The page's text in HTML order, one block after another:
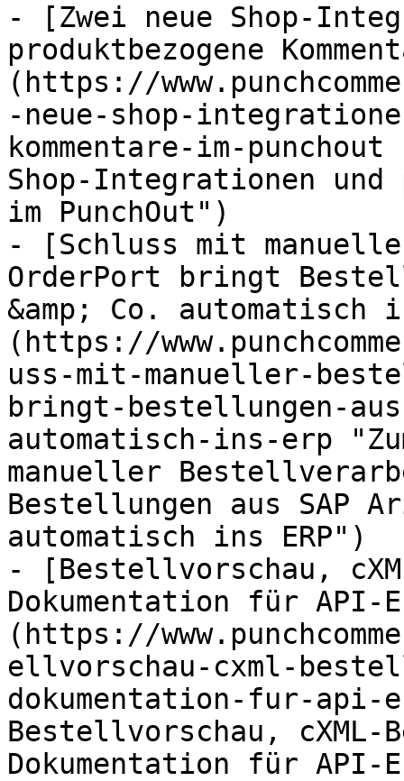
- [Zwei neue Shop-
produktbezogene
(https://
-neue-shop-
kommentare-im-
Shop-Integrationen und
im PunchOut")
- [Schluss mit
OrderPort bringt
&amp; Co. automatisch
(https://
uss-mit-manueller-
bringt-bestellungen-
automatisch-ins-erp
manueller
Bestellungen aus SAP
automatisch ins ERP")
- [Bestellvorschau,
Dokumentation für API-
(https://
ellvorschau-cxml-
dokumentation-fur-api-
Bestellvorschau, cXML-
Dokumentation für API-